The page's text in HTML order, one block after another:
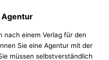
Agentur
nach einem Verlag für den
Sie eine Agentur mit der
müssen selbstverständlich